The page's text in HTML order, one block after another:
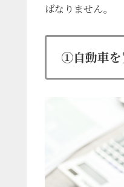
ばなりません。
①自動車を